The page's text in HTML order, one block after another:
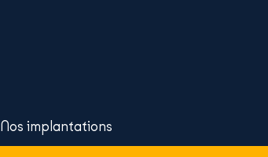
Nos implantations